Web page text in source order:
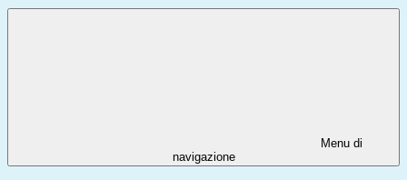
Menu di
navigazione